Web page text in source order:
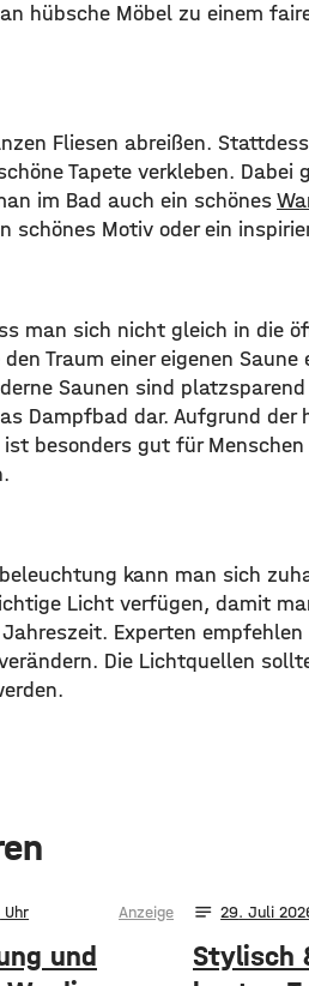
hübsche Möbel zu einem
Fliesen abreißen.
Tapete verkleben.
im Bad auch ein schönes
schönes Motiv oder ein
man sich nicht gleich in die
Traum einer eigenen
Saunen sind
Dampfbad dar. Aufgrund
ist besonders gut für
kann man sich
Licht verfügen, damit
Experten
Die Lichtquellen
Anzeige
und
notes 29. Juli
Stylisch